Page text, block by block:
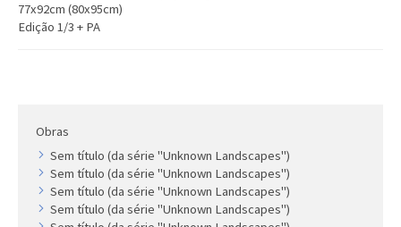
77x92cm (80x95cm)
Edição 1/3 + PA
Obras
Sem título (da série "Unknown Landscapes")
Sem título (da série "Unknown Landscapes")
Sem título (da série "Unknown Landscapes")
Sem título (da série "Unknown Landscapes")